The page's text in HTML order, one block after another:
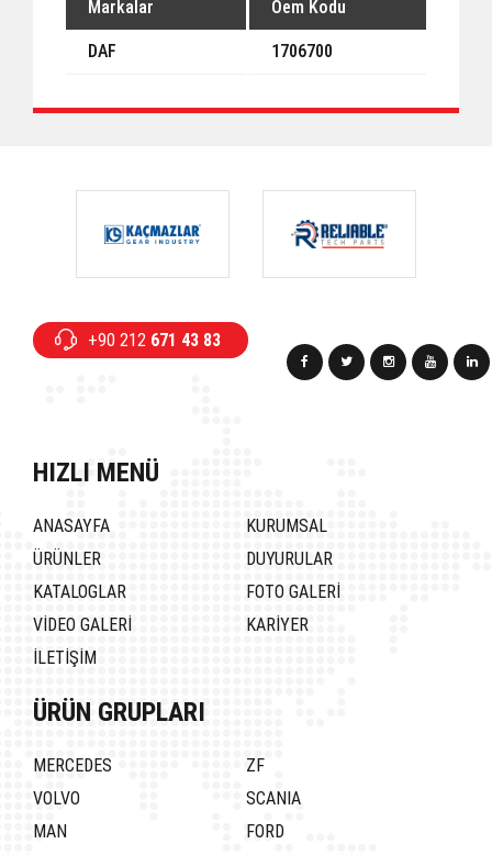
Markalar Oem Kodu
DAF 1706700
+90 212 671 43 83
HIZLI MENÜ
ANASAYFA
KURUMSAL
ÜRÜNLER
DUYURULAR
KATALOGLAR
FOTO GALERİ
VİDEO GALERİ
KARİYER
İLETİŞİM
ÜRÜN GRUPLARI
MERCEDES
ZF
VOLVO
SCANIA
MAN
FORD